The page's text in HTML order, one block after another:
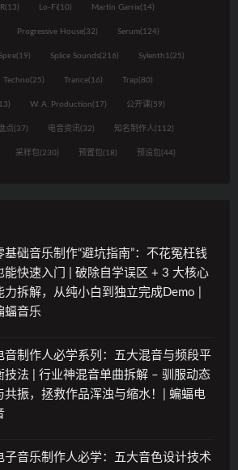
(13) Lo-Fi(10) Martin Garrix(14)
Progressive House(32) Serum(124)
Spire(19) Splice Sounds(216) Sylenth1(25)
Techno(25) Trance(16) Trap(80)
W. A. Production(17) 公开课(59)
点(37) 电音资讯(32) 知名制作人(112)
采样包(230) 预置包(18) 预设包(44)
基础音乐制作“避坑指南”：不花冤枉钱
能快速入门 | 破除自学误区 + 3 大核心
力拆解，从纯小白到独立完成Demo |
蝠音乐
音制作人必学系列：五大混音与频段平
技法 | 行业神混音单曲拆解 – 驯服动态
共振，拯救作品浑浊与缩水！| 蝙蝠电
子音乐制作人必学：五大音色设计技术